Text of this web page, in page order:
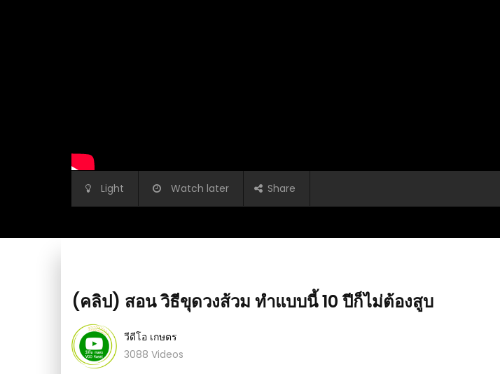
Light Watch later Share
ม่อยู่บ้าน 3 วัน ต้นไม้
(คลิป) ผลลัพธ์ที่น่าแปลกใจ เมื่อปลูกต้นหอมจากหัวใน
(คลิป) สอน วิธีขุดวงส้วม ทำแบบนี้ 10 ปีก็ไม่ต้องสูบ
วีดีโอ เกษตร
3088 Videos